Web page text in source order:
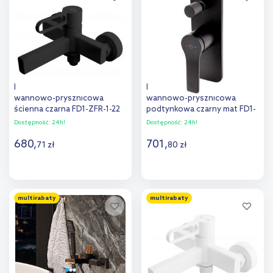
porównania porównania
FDesign Zaffiro bateria
wannowo-prysznicowa
ścienna czarna FD1-ZFR-1-22
Dostępność: 24h!
680,71 zł
Dodaj do
porównania
FDesign Seppia bateria
wannowo-prysznicowa
podtynkowa czarny mat FD1-
SPA-7P-22
Dostępność: 24h!
701,80 zł
Dodaj do
porównania
multirabaty multirabaty